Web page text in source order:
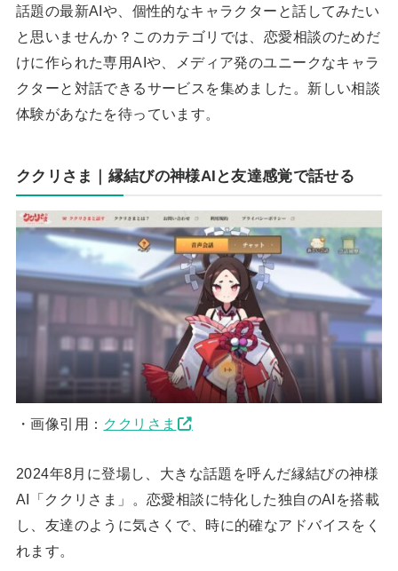
話題の最新AIや、個性的なキャラクターと話してみたい
と思いませんか？このカテゴリでは、恋愛相談のためだ
けに作られた専用AIや、メディア発のユニークなキャラ
クターと対話できるサービスを集めました。新しい相談
体験があなたを待っています。
ククリさま｜縁結びの神様AIと友達感覚で話せる
・画像引用： ククリさま
2024年8月に登場し、大きな話題を呼んだ縁結びの神様
AI「ククリさま」。恋愛相談に特化した独自のAIを搭載
し、友達のように気さくで、時に的確なアドバイスをく
れます。